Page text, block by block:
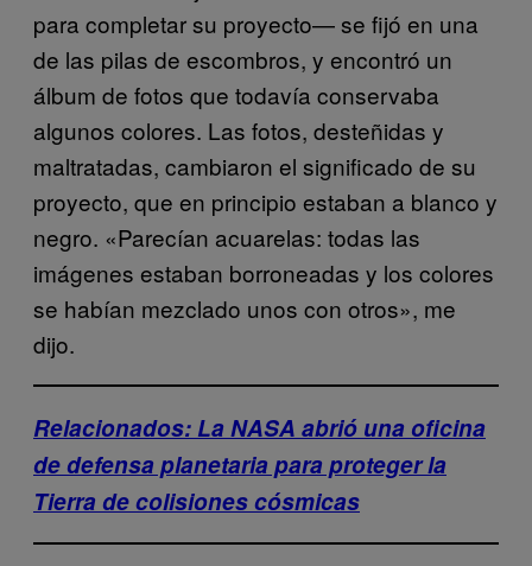
para completar su proyecto— se fijó en una
de las pilas de escombros, y encontró un
álbum de fotos que todavía conservaba
algunos colores. Las fotos, desteñidas y
maltratadas, cambiaron el significado de su
proyecto, que en principio estaban a blanco y
negro. «Parecían acuarelas: todas las
imágenes estaban borroneadas y los colores
se habían mezclado unos con otros», me
dijo.
Relacionados: La NASA abrió una oficina
de defensa planetaria para proteger la
Tierra de colisiones cósmicas